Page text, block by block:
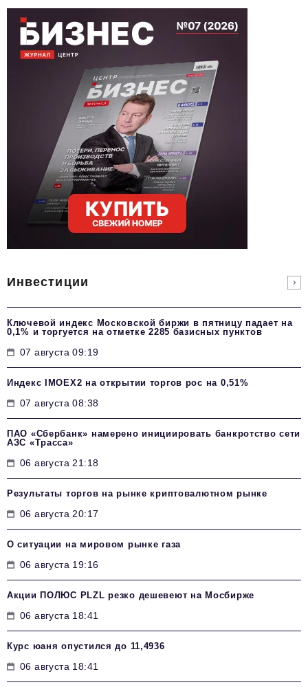
Инвестиции
Ключевой индекс Московской биржи в пятницу падает на
0,1% и торгуется на отметке 2285 базисных пунктов
07 августа 09:19
Индекс IMOEX2 на открытии торгов рос на 0,51%
07 августа 08:38
ПАО «Сбербанк» намерено инициировать банкротство сети
АЗС «Трасса»
06 августа 21:18
Результаты торгов на рынке криптовалютном рынке
06 августа 20:17
О ситуации на мировом рынке газа
06 августа 19:16
Акции ПОЛЮС PLZL резко дешевеют на Мосбирже
06 августа 18:41
Курс юаня опустился до 11,4936
06 августа 18:41